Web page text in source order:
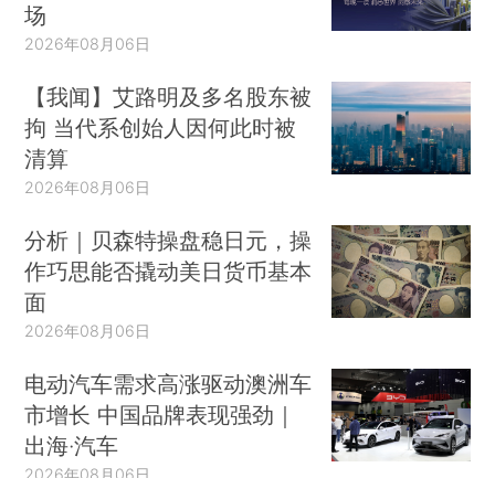
场
2026年08月06日
【我闻】艾路明及多名股东被
拘 当代系创始人因何此时被
清算
2026年08月06日
分析｜贝森特操盘稳日元，操
作巧思能否撬动美日货币基本
面
2026年08月06日
电动汽车需求高涨驱动澳洲车
市增长 中国品牌表现强劲｜
出海·汽车
2026年08月06日